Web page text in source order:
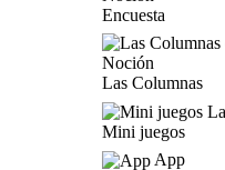
Encuesta
Las Columnas
Mini juegos
App